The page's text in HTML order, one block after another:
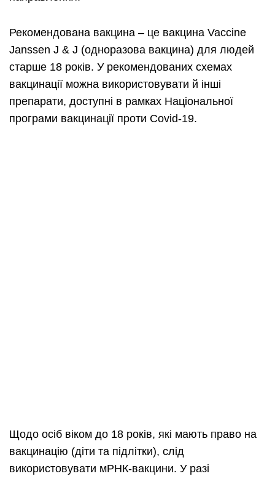
Рекомендована вакцина – це вакцина Vaccine
Janssen J & J (одноразова вакцина) для людей
старше 18 років. У рекомендованих схемах
вакцинації можна використовувати й інші
препарати, доступні в рамках Національної
програми вакцинації проти Covid-19.
Щодо осіб віком до 18 років, які мають право на
вакцинацію (діти та підлітки), слід
використовувати мРНК-вакцини. У разі